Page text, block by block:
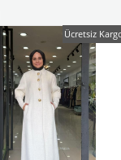
Ücretsiz